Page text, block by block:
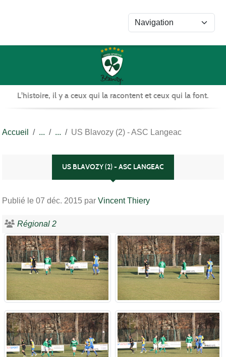
L'histoire, il y a ceux qui la racontent et ceux qui la font.
Accueil US Blavozy (2) - ASC Langeac
US BLAVOZY (2) - ASC LANGEAC
Publié le 07 déc. 2015 par Vincent Thiery
Régional 2